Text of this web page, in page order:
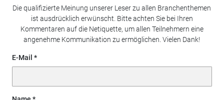
Die qualifizierte Meinung unserer Leser zu allen Branchenthemen
ist ausdrücklich erwünscht. Bitte achten Sie bei Ihren
Kommentaren auf die Netiquette, um allen Teilnehmern eine
angenehme Kommunikation zu ermöglichen. Vielen Dank!
E-Mail